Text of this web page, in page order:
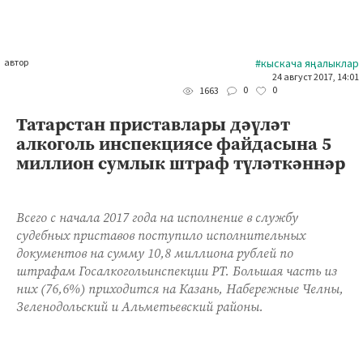
автор #кыскача яңалыклар
24 август 2017, 14:01
1663
0 0
Татарстан приставлары дәүләт
алкоголь инспекциясе файдасына 5
миллион сумлык штраф түләткәннәр
Всего с начала 2017 года на исполнение в службу
судебных приставов поступило исполнительных
документов на сумму 10,8 миллиона рублей по
штрафам Госалкогольинспекции РТ. Большая часть из
них (76,6%) приходится на Казань, Набережные Челны,
Зеленодольский и Альметьевский районы.